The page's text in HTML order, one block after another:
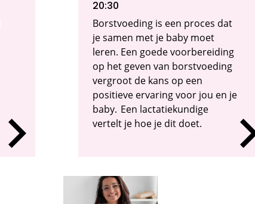
20:30
Borstvoeding is een proces dat
je samen met je baby moet
leren. Een goede voorbereiding
op het geven van borstvoeding
vergroot de kans op een
positieve ervaring voor jou en je
baby. Een lactatiekundige
vertelt je hoe je dit doet.